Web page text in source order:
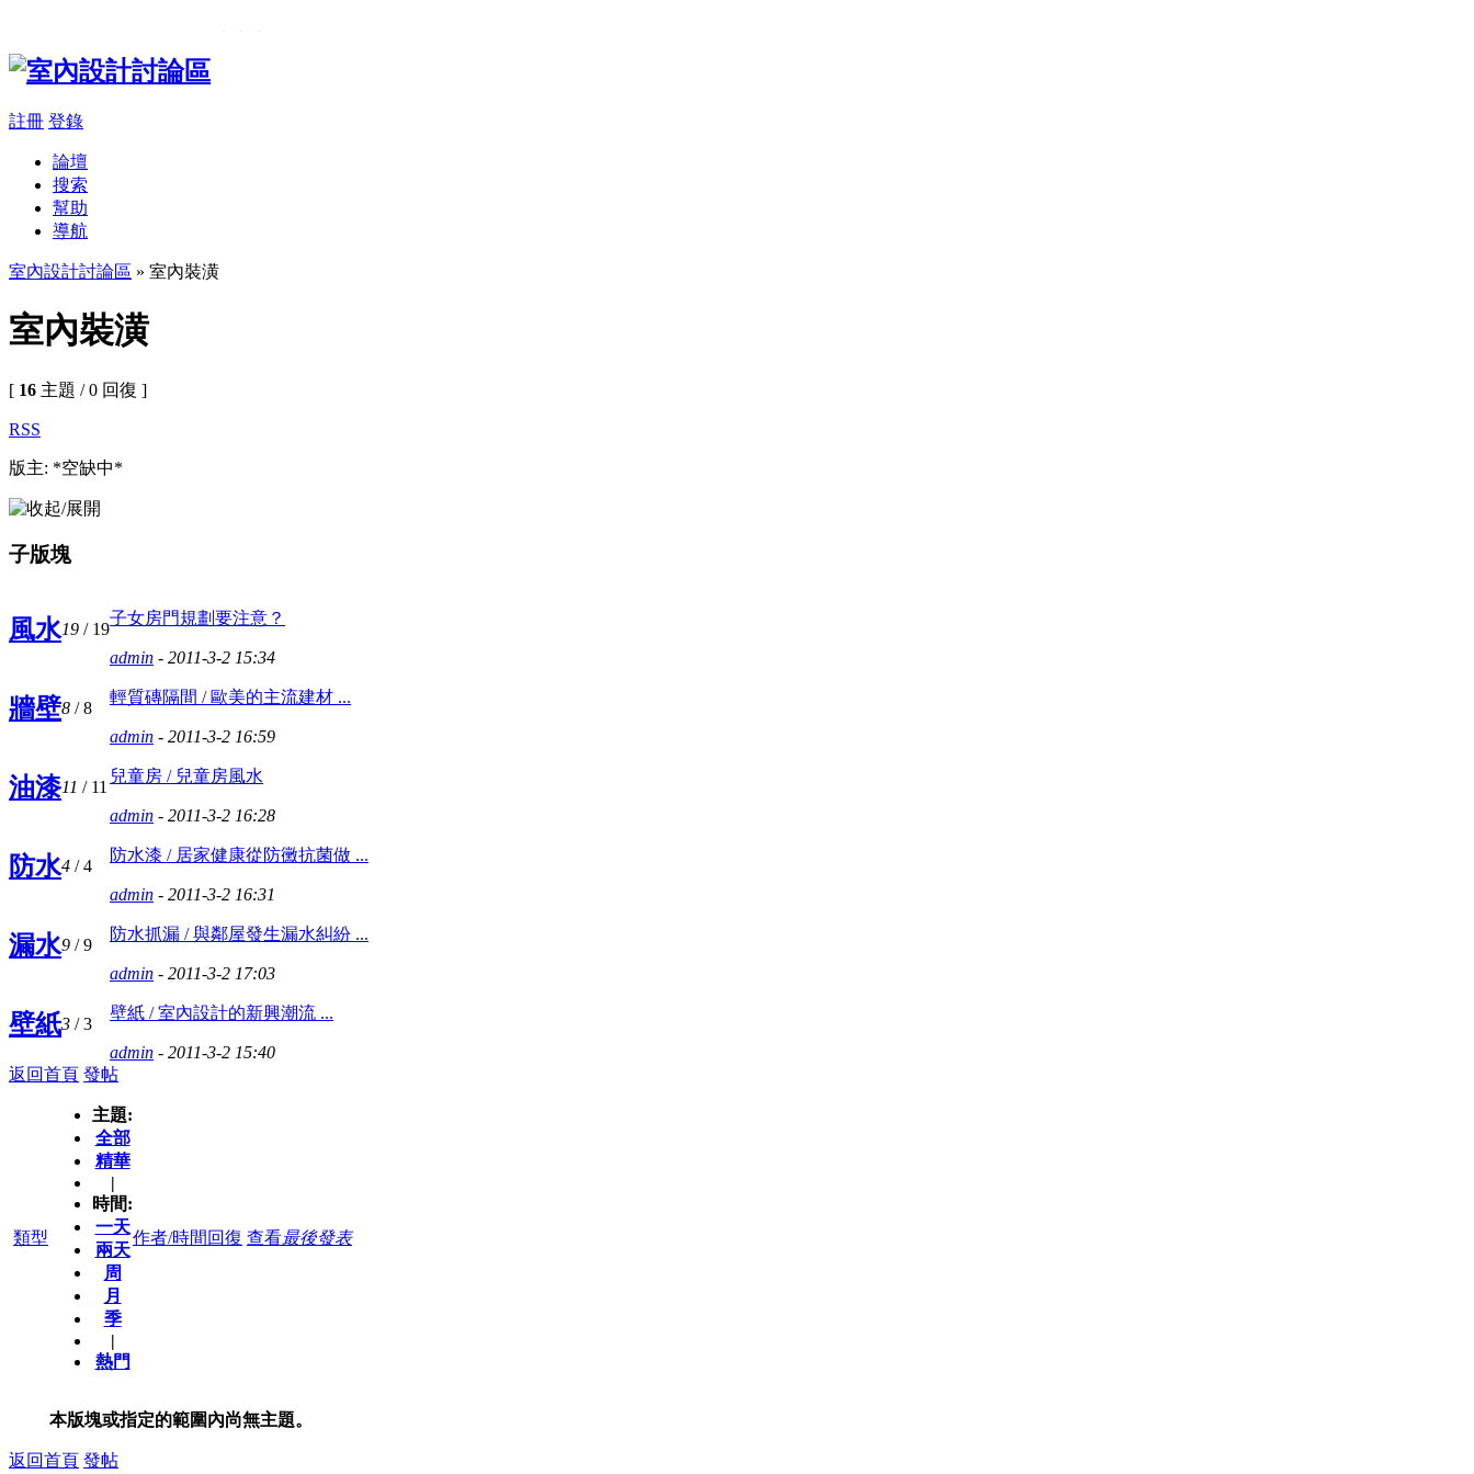
註冊 登錄
論壇
搜索
幫助
導航
室內設計討論區 » 室內裝潢
室內裝潢
[ 16 主題 / 0 回復 ]
RSS
版主: *空缺中*
子版塊
風水19 / 19
子女房門規劃要注意？
admin - 2011-3-2 15:34
牆壁8 / 8
輕質磚隔間 / 歐美的主流建材 ...
admin - 2011-3-2 16:59
油漆11 / 11
兒童房 / 兒童房風水
admin - 2011-3-2 16:28
防水4 / 4
防水漆 / 居家健康從防黴抗菌做 ...
admin - 2011-3-2 16:31
漏水9 / 9
防水抓漏 / 與鄰屋發生漏水糾紛 ...
admin - 2011-3-2 17:03
壁紙3 / 3
壁紙 / 室內設計的新興潮流 ...
admin - 2011-3-2 15:40
返回首頁 發帖
類型
主題:
全部
精華
|
時間:
一天
兩天
周
月
季
|
熱門
作者/時間 回復 查看最後發表
本版塊或指定的範圍內尚無主題。
返回首頁 發帖